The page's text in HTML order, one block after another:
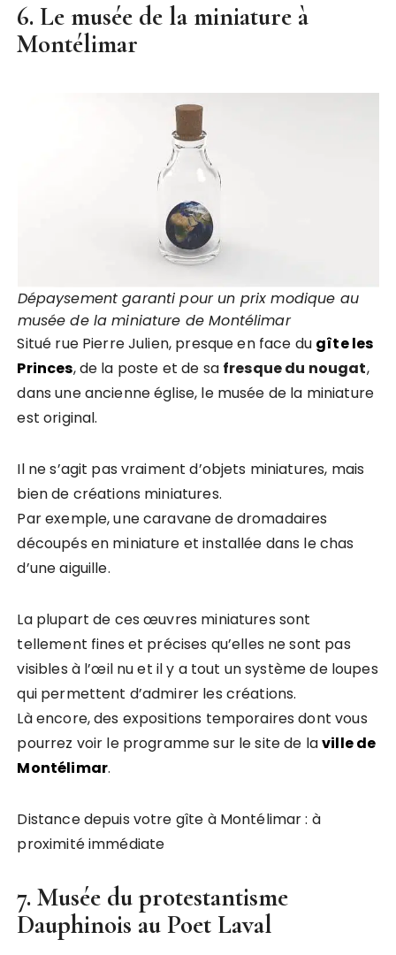
6. Le musée de la miniature à
Montélimar
Dépaysement garanti pour un prix modique au
musée de la miniature de Montélimar
Situé rue Pierre Julien, presque en face du gîte les
Princes, de la poste et de sa fresque du nougat,
dans une ancienne église, le musée de la miniature
est original.
Il ne s’agit pas vraiment d’objets miniatures, mais
bien de créations miniatures.
Par exemple, une caravane de dromadaires
découpés en miniature et installée dans le chas
d’une aiguille.
La plupart de ces œuvres miniatures sont
tellement fines et précises qu’elles ne sont pas
visibles à l’œil nu et il y a tout un système de loupes
qui permettent d’admirer les créations.
Là encore, des expositions temporaires dont vous
pourrez voir le programme sur le site de laville de
Montélimar.
Distance depuis votre gîte à Montélimar : à
proximité immédiate
7. Musée du protestantisme
Dauphinois au Poet Laval